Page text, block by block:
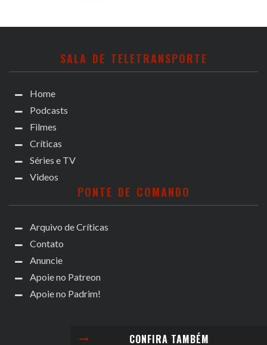
CONFIRA TAMBÉM
SALA DE TELETRANSPORTE
Home
Podcasts
Filmes
Críticas
Séries e TV
Videos
PONTE DE COMANDO
Arquivo de Críticas
Contato
Anuncie
Apoie no Patreon
Apoie no Padrim!